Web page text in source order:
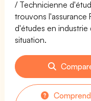
/ Technicienne
trouvons l'assurance
d'études en industrie
situation.